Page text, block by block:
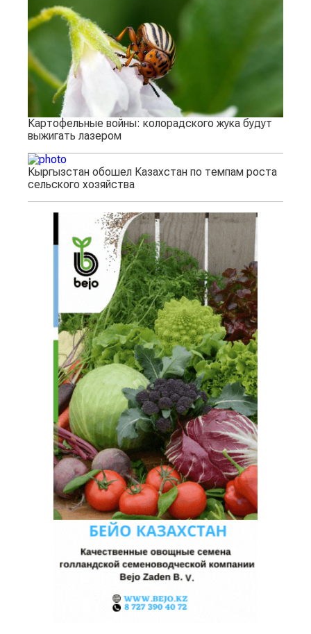
Картофельные войны: колорадского жука будут
выжигать лазером
Кыргызстан обошел Казахстан по темпам роста
сельского хозяйства